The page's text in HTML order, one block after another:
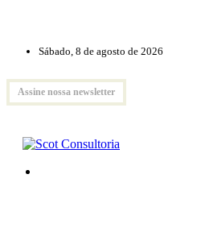
Sábado, 8 de agosto de 2026
Assine nossa newsletter